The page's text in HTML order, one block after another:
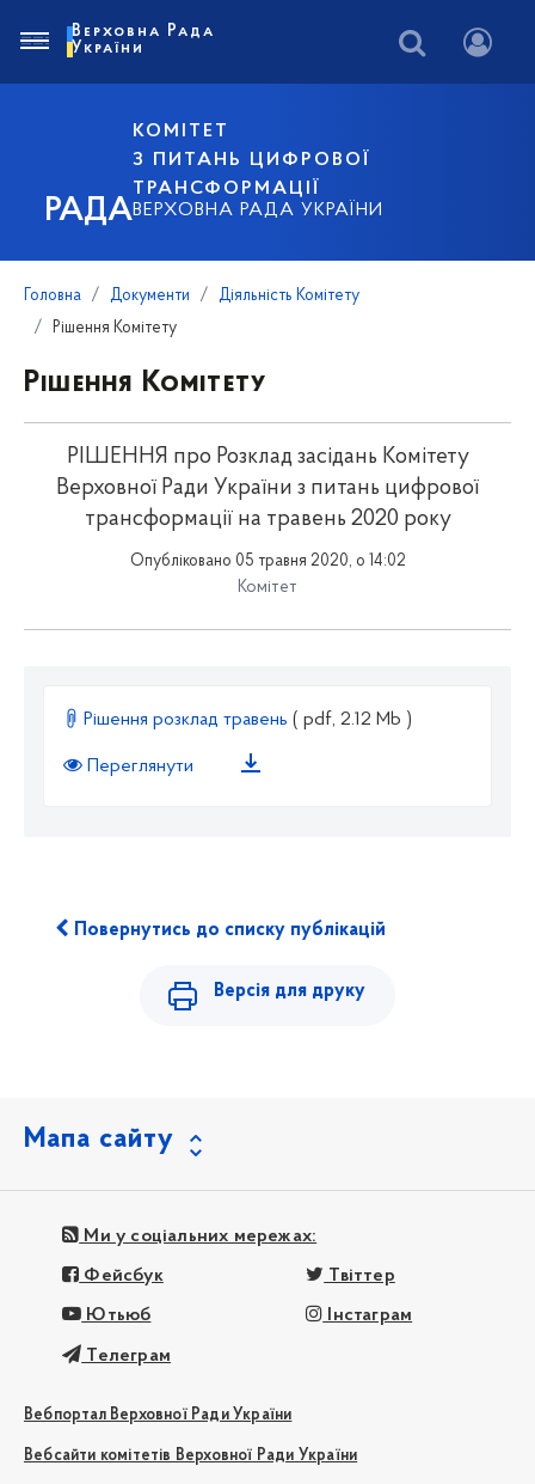
РАДА
КОМІТЕТ
З ПИТАНЬ ЦИФРОВОЇ
ТРАНСФОРМАЦІЇ
ВЕРХОВНА РАДА УКРАЇНИ
Верховна Рада
України
Головна Документи
Діяльність Комітету
Рішення Комітету
Рішення Комітету
РІШЕННЯ про Розклад засідань Комітету
Верховної Ради України з питань цифрової
трансформації на травень 2020 року
Опубліковано 05 травня 2020, о 14:02
Комітет
Рішення розклад травень ( pdf, 2.12 Mb )
Переглянути
Повернутись до списку публікацій
Версія для друку
Мапа сайту
Ми у соціальних мережах:
Фейсбук Твіттер
Ютьюб Інстаграм
Телеграм
Вебпортал Верховної Ради України
Вебсайти комітетів Верховної Ради України